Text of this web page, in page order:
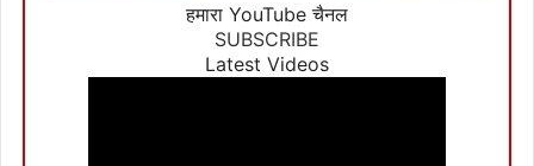
हमारा YouTube चैनल
SUBSCRIBE
Latest Videos